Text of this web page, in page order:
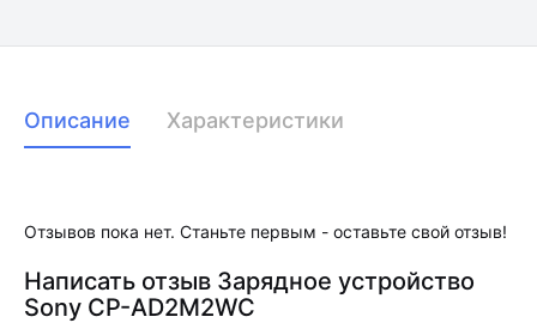
Описание Характеристики
Отзывов пока нет. Станьте первым - оставьте свой отзыв!
Написать отзыв Зарядное устройство
Sony CP-AD2M2WC